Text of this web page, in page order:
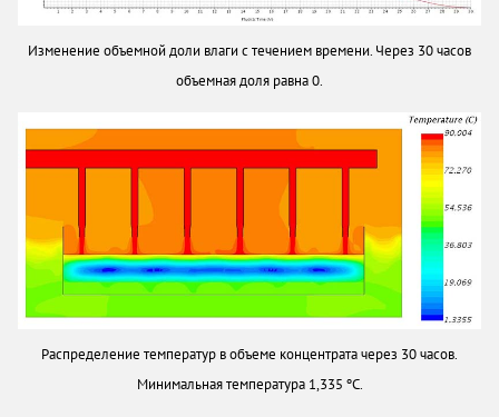
Изменение объемной доли влаги с течением времени. Через 30 часов
объемная доля равна 0.
Распределение температур в объеме концентрата через 30 часов.
Минимальная температура 1,335 ºC.